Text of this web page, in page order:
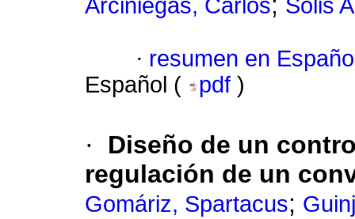
Arciniegas, Carlos Solis
· resumen en
Español (
pdf )
·
Diseño de un
regulación de un
Gomáriz, Spartacus;